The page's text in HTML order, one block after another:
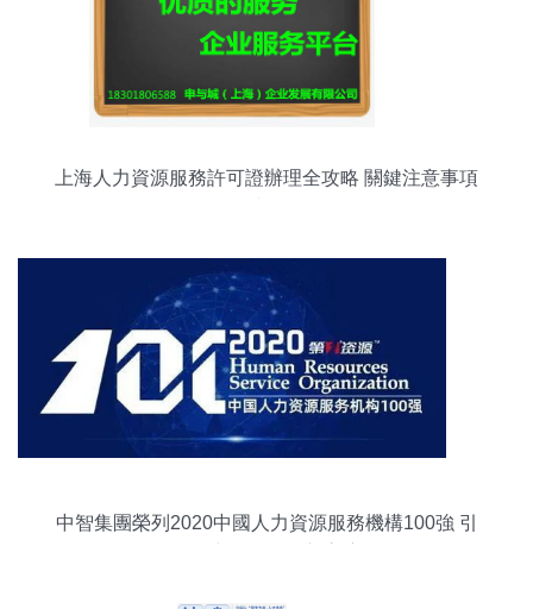
上海人力資源服務許可證辦理全攻略 關鍵注意事項
中智集團榮列2020中國人力資源服務機構100強 引